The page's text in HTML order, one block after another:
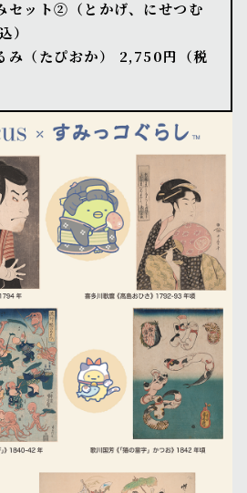
セット②（とかげ、にせつむ
）
み（たぴおか） 2,750円（税